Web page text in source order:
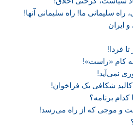
سلیمانی ما! راه سلیمانی آنها!
ایران
فردا!
کام «راست»!
نمی‌آید!
شکافی یک فراخوان!
کدام برنامه؟
و موجی که از راه می‌رسد!